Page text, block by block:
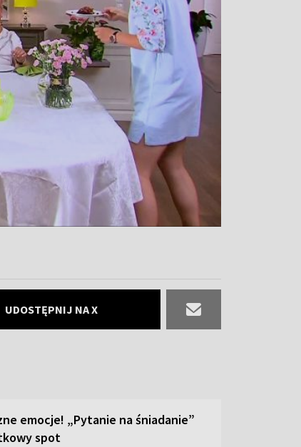
UDOSTĘPNIJ NA X
emocje! „Pytanie na śniadanie”
spot